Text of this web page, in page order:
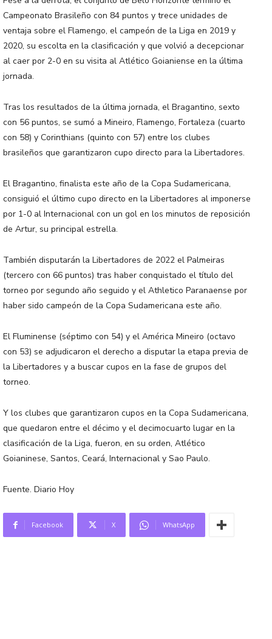
Campeonato Brasileño con 84 puntos y trece unidades de
ventaja sobre el Flamengo, el campeón de la Liga en 2019 y
2020, su escolta en la clasificación y que volvió a decepcionar
al caer por 2-0 en su visita al Atlético Goianiense en la última
jornada.
Tras los resultados de la última jornada, el Bragantino, sexto
con 56 puntos, se sumó a Mineiro, Flamengo, Fortaleza (cuarto
con 58) y Corinthians (quinto con 57) entre los clubes
brasileños que garantizaron cupo directo para la Libertadores.
El Bragantino, finalista este año de la Copa Sudamericana,
consiguió el último cupo directo en la Libertadores al imponerse
por 1-0 al Internacional con un gol en los minutos de reposición
de Artur, su principal estrella.
También disputarán la Libertadores de 2022 el Palmeiras
(tercero con 66 puntos) tras haber conquistado el título del
torneo por segundo año seguido y el Athletico Paranaense por
haber sido campeón de la Copa Sudamericana este año.
El Fluminense (séptimo con 54) y el América Mineiro (octavo
con 53) se adjudicaron el derecho a disputar la etapa previa de
la Libertadores y a buscar cupos en la fase de grupos del
torneo.
Y los clubes que garantizaron cupos en la Copa Sudamericana,
que quedaron entre el décimo y el decimocuarto lugar en la
clasificación de la Liga, fueron, en su orden, Atlético
Goianinese, Santos, Ceará, Internacional y Sao Paulo.
Fuente. Diario Hoy
Facebook X WhatsApp